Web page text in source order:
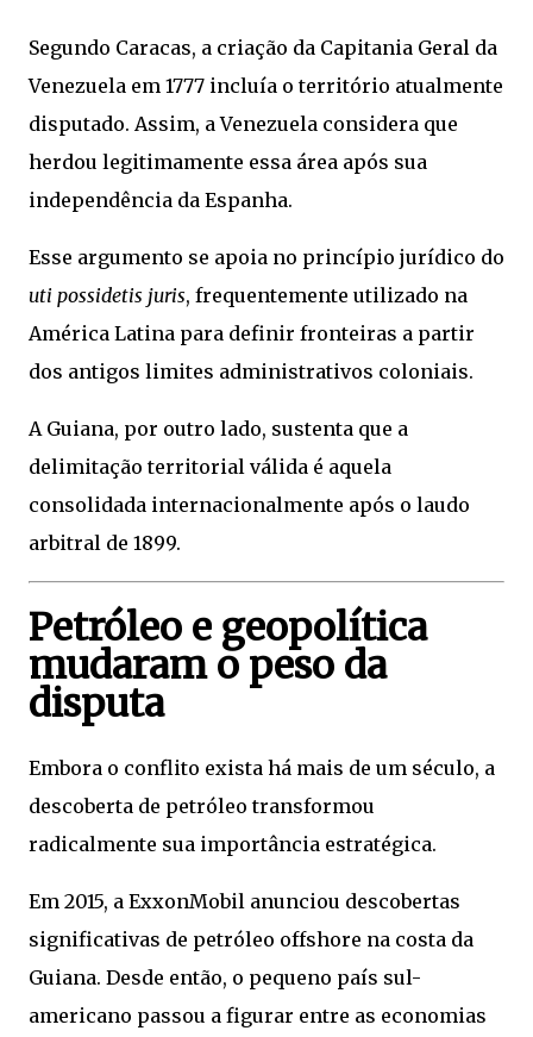
Segundo Caracas, a criação da Capitania Geral da
Venezuela em 1777 incluía o território atualmente
disputado. Assim, a Venezuela considera que
herdou legitimamente essa área após sua
independência da Espanha.
Esse argumento se apoia no princípio jurídico do
uti possidetis juris, frequentemente utilizado na
América Latina para definir fronteiras a partir
dos antigos limites administrativos coloniais.
A Guiana, por outro lado, sustenta que a
delimitação territorial válida é aquela
consolidada internacionalmente após o laudo
arbitral de 1899.
Petróleo e geopolítica
mudaram o peso da
disputa
Embora o conflito exista há mais de um século, a
descoberta de petróleo transformou
radicalmente sua importância estratégica.
Em 2015, a ExxonMobil anunciou descobertas
significativas de petróleo offshore na costa da
Guiana. Desde então, o pequeno país sul-
americano passou a figurar entre as economias